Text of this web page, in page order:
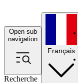
Open sub
navigation
Recherche
Français